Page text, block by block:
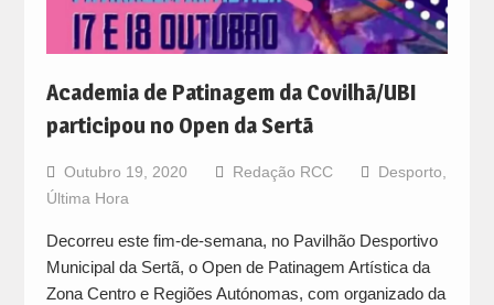
Academia de Patinagem da Covilhã/UBI
participou no Open da Sertã
Outubro 19, 2020 Redação RCC Desporto
Última Hora
Decorreu este fim-de-semana, no Pavilhão Desportivo
Municipal da Sertã, o Open de Patinagem Artística da
Zona Centro e Regiões Autónomas, com organizado da